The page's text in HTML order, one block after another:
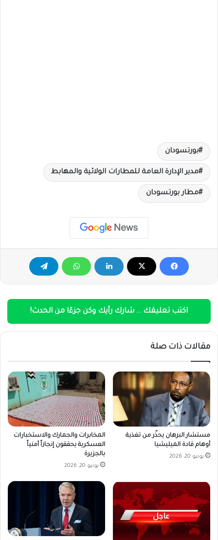
بورتسودان
مدير الإدارة العامة للمطارات الولائية والمهابط
مطار بورتسودان
اكتب تعليقك .. شارك رأيك وكن جزءًا من الحدث!
مقالات ذات صلة
مستشار البرهان يحذّر من تغذية
أوهام قادة الميليشيا
يونيو 20, 2026
المخابرات والجمارك والاستخبارات
العسكرية يحققون إنجازاً أمنياً
بالجزيرة
يونيو 20, 2026